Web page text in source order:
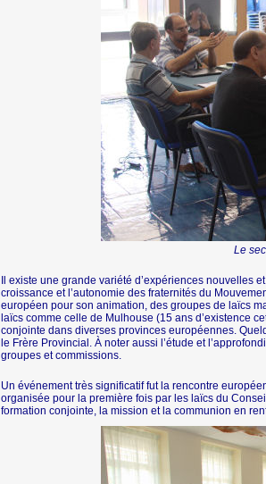
Le
Il existe une grande variété d’expériences nouvelles
croissance et l’autonomie des fraternités du
européen pour son animation, des groupes de laïcs
laïcs comme celle de Mulhouse (15 ans d’existence
conjointe dans diverses provinces européennes.
le Frère Provincial. À noter aussi l’étude et
groupes et commissions.
Un événement très significatif fut la rencontre
organisée pour la première fois par les laïcs du
formation conjointe, la mission et la communion en